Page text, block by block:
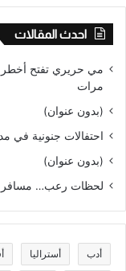
احدث المقالات
مي حريري تفتح أخطر
مرات
(بدون عنوان)
احتفالات جنونية في
(بدون عنوان)
لحظات رعب… مسافر
أدب أستراليا